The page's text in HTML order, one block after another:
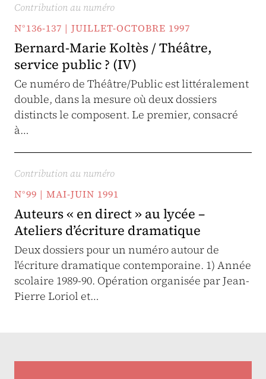
Contribution au numéro
N°136-137 | JUILLET-OCTOBRE 1997
Bernard-Marie Koltès / Théâtre,
service public ? (IV)
Ce numéro de Théâtre/Public est littéralement
double, dans la mesure où deux dossiers
distincts le composent. Le premier, consacré
à…
Contribution au numéro
N°99 | MAI-JUIN 1991
Auteurs « en direct » au lycée –
Ateliers d’écriture dramatique
Deux dossiers pour un numéro autour de
l'écriture dramatique contemporaine. 1) Année
scolaire 1989-90. Opération organisée par Jean-
Pierre Loriol et…